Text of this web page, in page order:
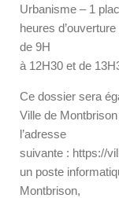
Urbanisme – 1
heures
de 9H
à 12H30 et de
Ce dossier sera
Ville de
l’adresse
suivante : https://
un poste
Montbrison,